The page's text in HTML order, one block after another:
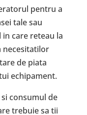
pentru a
tale sau
care reteau la
necesitatilor
de piata
echipament.
consumul de
trebuie sa tii